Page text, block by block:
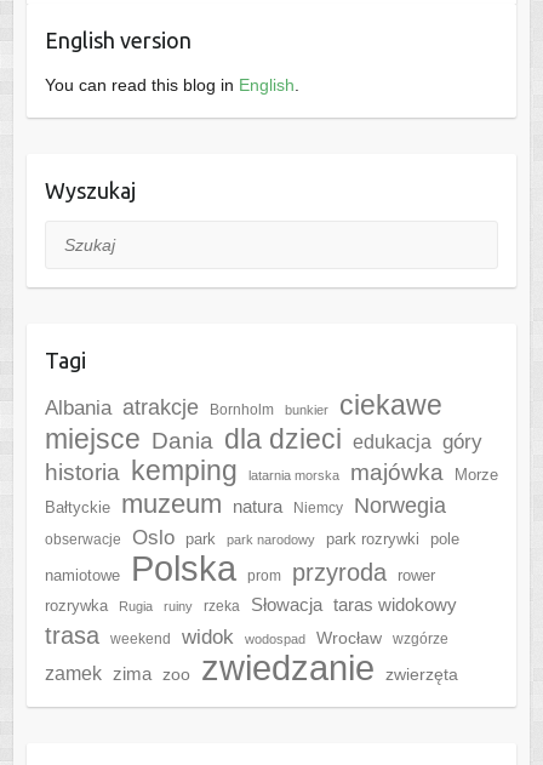
c
e
b
o
at
s
A
p
di
t
English version
You can read this blog in English
Wyszukaj
Szukaj
Tagi
Albania atrakcje Bornholm bunkier
ciekawe
miejsce Dania dla dzieci edukacja góry
historia kemping latarnia morska majówka
Morze
Bałtyckie
muzeum natura Niemcy Norwegia
obserwacje Oslo park park narodowy park rozrywki
pole
namiotowe
Polska prom przyroda
rower
rozrywka
Rugia ruiny rzeka Słowacja taras widokowy
trasa weekend widok wodospad Wrocław wzgórze
zamek zima zoo zwiedzanie zwierzęta